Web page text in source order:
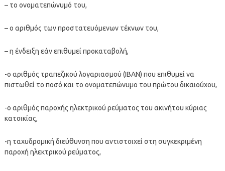
– το ονοματεπώνυμό του,
– ο αριθμός των προστατευόμενων τέκνων του,
– η ένδειξη εάν επιθυμεί προκαταβολή,
-ο αριθμός τραπεζικού λογαριασμού (IBAN) που επιθυμεί να
πιστωθεί το ποσό και το ονοματεπώνυμο του πρώτου δικαιούχου,
-ο αριθμός παροχής ηλεκτρικού ρεύματος του ακινήτου κύριας
κατοικίας,
-η ταχυδρομική διεύθυνση που αντιστοιχεί στη συγκεκριμένη
παροχή ηλεκτρικού ρεύματος,